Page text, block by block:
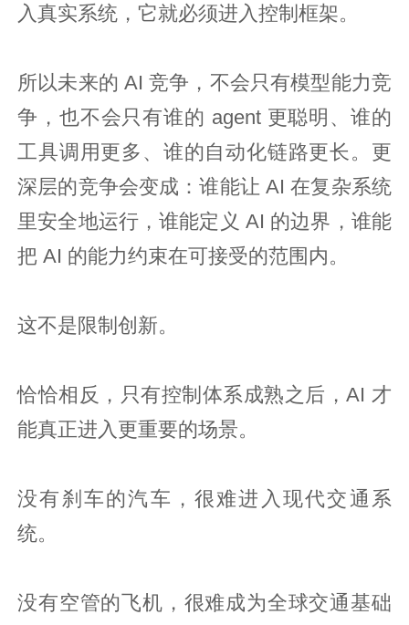
入真实系统，它就必须进入控制框架。
所以未来的 AI 竞争，不会只有模型能力竞
争，也不会只有谁的 agent 更聪明、谁的
工具调用更多、谁的自动化链路更长。更
深层的竞争会变成：谁能让 AI 在复杂系统
里安全地运行，谁能定义 AI 的边界，谁能
把 AI 的能力约束在可接受的范围内。
这不是限制创新。
恰恰相反，只有控制体系成熟之后，AI 才
能真正进入更重要的场景。
没有刹车的汽车，很难进入现代交通系
统。
没有空管的飞机，很难成为全球交通基础